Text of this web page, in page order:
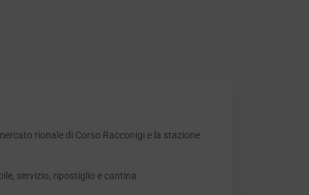
rionale di Corso Racconigi e la stazione
servizio, ripostiglio e cantina.